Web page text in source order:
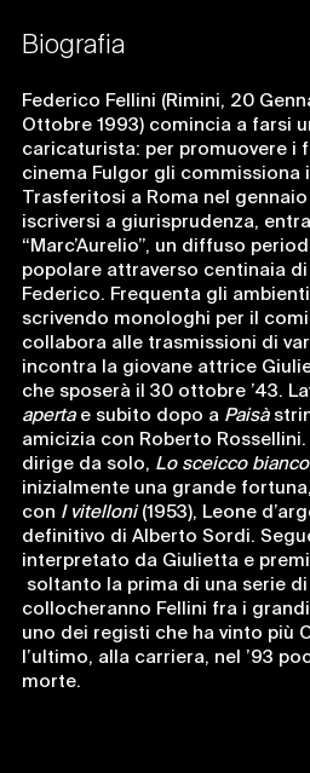
Biografia
Federico Fellini (Rimini, 20
Ottobre 1993) comincia a farsi
caricaturista: per promuovere i
cinema Fulgor gli commissiona
Trasferitosi a Roma nel
iscriversi a giurisprudenza,
“Marc’Aurelio”, un diffuso
popolare attraverso centinaia
Federico. Frequenta gli
scrivendo monologhi per il
collabora alle trasmissioni di
incontra la giovane attrice
che sposerà il 30 ottobre ’43.
apertae subito dopo a Paisà
amicizia con Roberto
dirige da solo, Lo sceicco bianco
inizialmente una grande
con I vitelloni(1953), Leone
definitivo di Alberto Sordi.
interpretato da Giulietta e
soltanto la prima di una serie
collocheranno Fellini fra i
uno dei registi che ha vinto più
l’ultimo, alla carriera, nel ’93
morte.